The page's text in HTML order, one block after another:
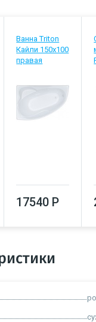
Ванна Triton
Кайли 150х100
правая
17540 Р